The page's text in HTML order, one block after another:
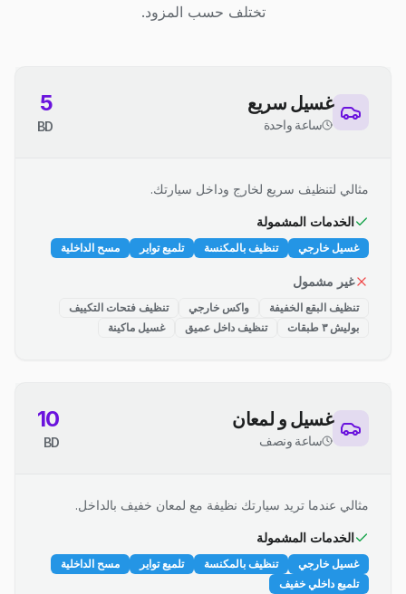
تختلف حسب المزود.
غسيل سريع
ساعة واحدة
5
BD
مثالي لتنظيف سريع لخارج وداخل سيارتك.
الخدمات المشمولة
غسيل خارجي تنظيف بالمكنسة تلميع تواير مسح الداخلية
غير مشمول
تنظيف البقع الخفيفة واكس خارجي
تنظيف فتحات التكييف
بوليش ٣ طبقات
تنظيف داخل عميق غسيل ماكينة
غسيل و لمعان
ساعة ونصف
10
BD
مثالي عندما تريد سيارتك نظيفة مع لمعان خفيف بالداخل.
الخدمات المشمولة
غسيل خارجي تنظيف بالمكنسة تلميع تواير
مسح الداخلية
تلميع داخلي خفيف